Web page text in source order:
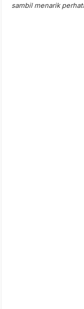
sambil menarik